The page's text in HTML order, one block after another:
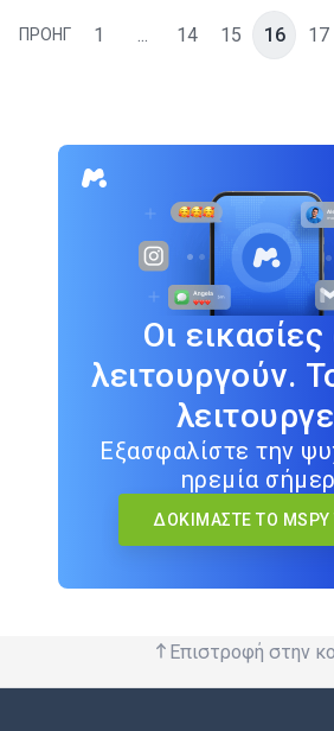
ΠΡΟΗΓ 1 ... 14 15 16 17
Οι
λειτουργούν.
Εξασφαλίστε την
ηρεμία
ΔΟΚΙΜΆΣΤΕ ΤΟ
Επιστροφή στην